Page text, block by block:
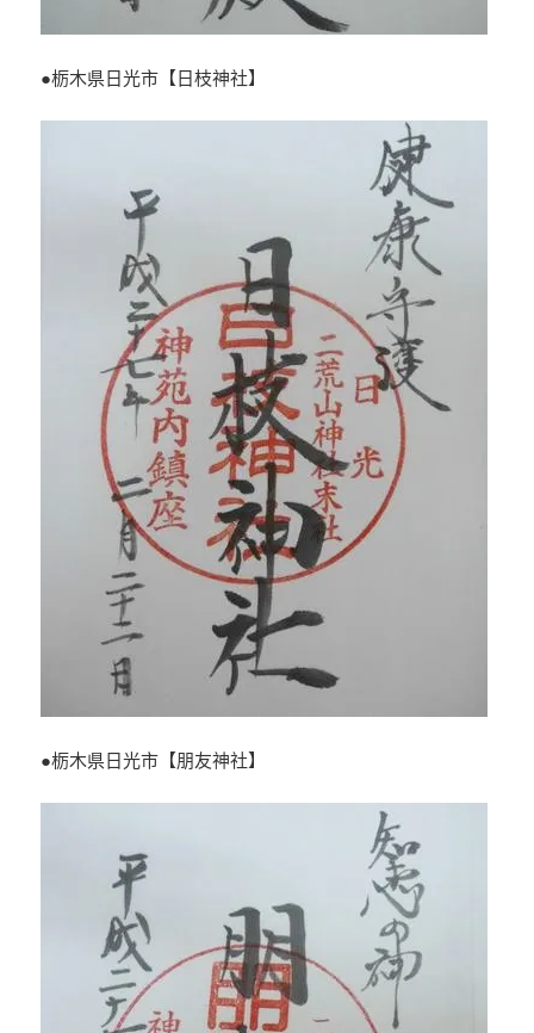
●栃木県日光市【日枝神社】
●栃木県日光市【朋友神社】